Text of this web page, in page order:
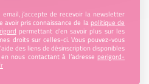
j’accepte de recevoir la newsletter
pris connaissance de la politique de
permettant d’en savoir plus sur les
droits sur celles-ci. Vous pouvez-vous
des liens de désinscription disponibles
nous contactant à l’adresse perigord-